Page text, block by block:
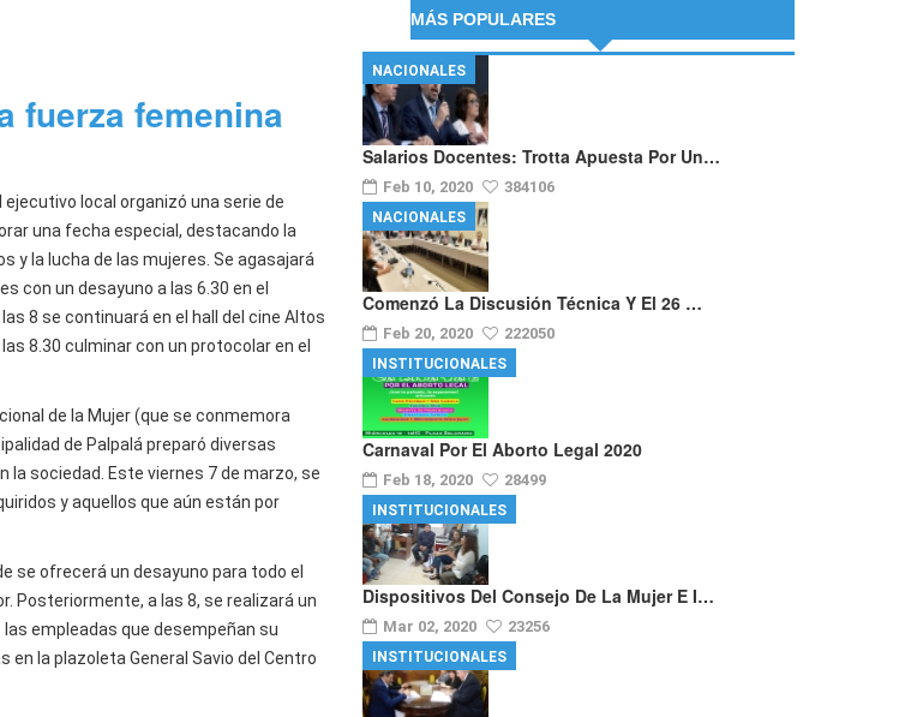
proyecto literario
fuerza femenina
ejecutivo local organizó una serie de
una fecha especial, destacando la
y la lucha de las mujeres. Se agasajará
con un desayuno a las 6.30 en el
8 se continuará en el hall del cine Altos
8.30 culminar con un protocolar en el
de la Mujer (que se conmemora
de Palpalá preparó diversas
sociedad. Este viernes 7 de marzo, se
y aquellos que aún están por
se ofrecerá un desayuno para todo el
Posteriormente, a las 8, se realizará un
empleadas que desempeñan su
en la plazoleta General Savio del Centro
MÁS POPULARES
Salarios Docentes: Trotta Apuesta Por Un…
Feb 10, 2020 384106
NACIONALES
Comenzó La Discusión Técnica Y El 26 …
Feb 20, 2020 222050
NACIONALES
Carnaval Por El Aborto Legal 2020
Feb 18, 2020 28499
INSTITUCIONALES
Dispositivos Del Consejo De La Mujer E I…
Mar 02, 2020 23256
INSTITUCIONALES
INSTITUCIONALES